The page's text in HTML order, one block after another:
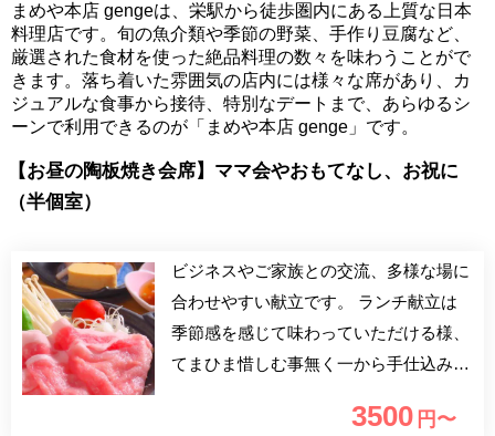
まめや本店 gengeは、栄駅から徒歩圏内にある上質な日本
料理店です。旬の魚介類や季節の野菜、手作り豆腐など、
厳選された食材を使った絶品料理の数々を味わうことがで
きます。落ち着いた雰囲気の店内には様々な席があり、カ
ジュアルな食事から接待、特別なデートまで、あらゆるシ
ーンで利用できるのが「まめや本店 genge」です。
【お昼の陶板焼き会席】ママ会やおもてなし、お祝に
（半個室）
ビジネスやご家族との交流、多様な場に
合わせやすい献立です。 ランチ献立は
季節感を感じて味わっていただける様、
てまひま惜しむ事無く一から手仕込みで
材等、苦手な食品が御座いましたらお気
3500 円〜